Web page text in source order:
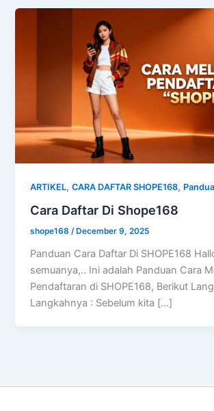
ARTIKEL,CARA DAFTAR SHOPE168,
Cara Daftar Di Shope168
shope168/ December 9, 2025
Panduan Cara Daftar Di SHOPE168
semuanya,.. Ini adalah Panduan Cara
Pendaftaran di SHOPE168, Berikut
Langkahnya : Sebelum kita […]